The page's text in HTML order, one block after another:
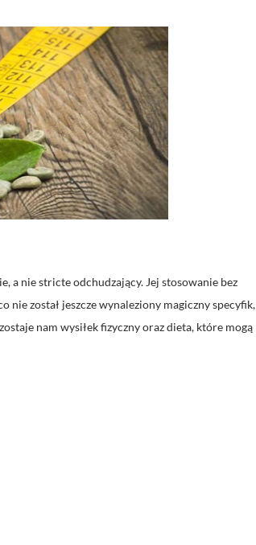
a nie stricte odchudzający. Jej stosowanie bez
został jeszcze wynaleziony magiczny specyfik,
nam wysiłek fizyczny oraz dieta, które mogą